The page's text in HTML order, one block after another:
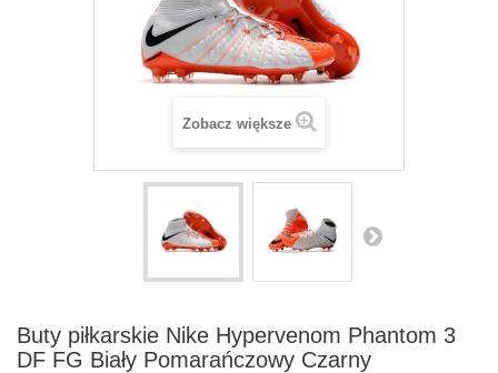
Zobacz większe
Buty piłkarskie Nike Hypervenom Phantom 3
DF FG Biały Pomarańczowy Czarny